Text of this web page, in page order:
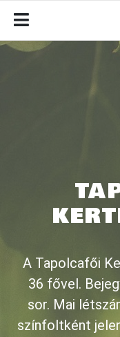
A Tapolcafői
36 fővel.
sor. Mai
színfoltként